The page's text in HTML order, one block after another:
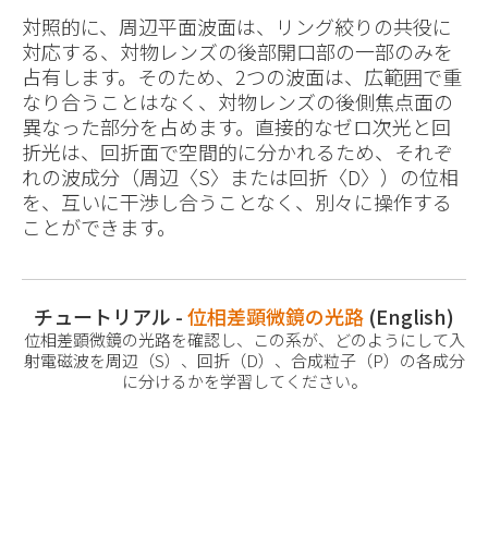
対照的に、周辺平面波面は、リング絞りの共役に
対応する、対物レンズの後部開口部の一部のみを
占有します。そのため、2つの波面は、広範囲で重
なり合うことはなく、対物レンズの後側焦点面の
異なった部分を占めます。直接的なゼロ次光と回
折光は、回折面で空間的に分かれるため、それぞ
れの波成分（周辺〈S〉または回折〈D〉）の位相
を、互いに干渉し合うことなく、別々に操作する
ことができます。
チュートリアル -位相差顕微鏡の光路 (English)
位相差顕微鏡の光路を確認し、この系が、どのようにして入
射電磁波を周辺（S）、回折（D）、合成粒子（P）の各成分
に分けるかを学習してください。